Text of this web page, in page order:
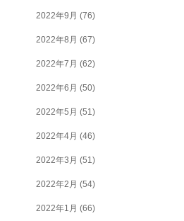
2022年9月 (76)
2022年8月 (67)
2022年7月 (62)
2022年6月 (50)
2022年5月 (51)
2022年4月 (46)
2022年3月 (51)
2022年2月 (54)
2022年1月 (66)